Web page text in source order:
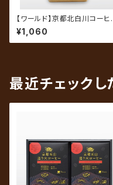
【ワールド】京都北白川コーヒ
ー はなやかブレンド 200g
（中挽き）
¥1,060
最近チェックし